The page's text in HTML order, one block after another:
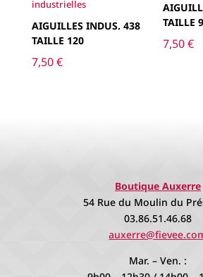
AIGUILLES INDUS. 438
TAILLE 120
7,50€
TAILLE
7,50€
Boutique Auxerre
54 Rue du Moulin du
03.86.51.46.68
Mar. – Ven. :